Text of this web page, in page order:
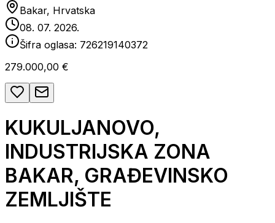
Bakar, Hrvatska
08. 07. 2026.
Šifra oglasa: 726219140372
279.000,00 €
KUKULJANOVO,
INDUSTRIJSKA ZONA
BAKAR, GRAĐEVINSKO
ZEMLJIŠTE